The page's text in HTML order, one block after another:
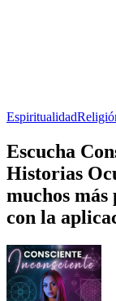
Espiritualidad
Escucha
Historias
muchos más
con la